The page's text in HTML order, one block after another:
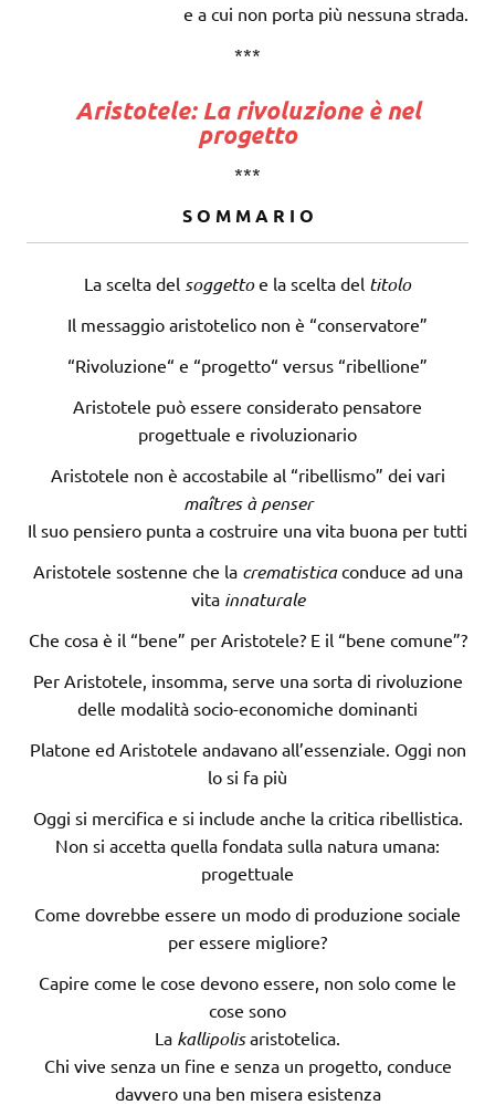
e a cui non porta più nessuna strada.
***
Aristotele: La rivoluzione è nel
progetto
***
S O M M A R I O
La scelta del soggettoe la scelta del titolo
Il messaggio aristotelico non è “conservatore”
“Rivoluzione“ e “progetto“ versus “ribellione”
Aristotele può essere considerato pensatore
progettuale e rivoluzionario
Aristotele non è accostabile al “ribellismo” dei vari
maîtres à penser
Il suo pensiero punta a costruire una vita buona per tutti
Aristotele sostenne che la crematisticaconduce ad una
vita innaturale
Che cosa è il “bene” per Aristotele? E il “bene comune”?
Per Aristotele, insomma, serve una sorta di rivoluzione
delle modalità socio-economiche dominanti
Platone ed Aristotele andavano all’essenziale. Oggi non
lo si fa più
Oggi si mercifica e si include anche la critica ribellistica.
Non si accetta quella fondata sulla natura umana:
progettuale
Come dovrebbe essere un modo di produzione sociale
per essere migliore?
Capire come le cose devono essere, non solo come le
cose sono
La kallipolisaristotelica.
Chi vive senza un fine e senza un progetto, conduce
davvero una ben misera esistenza